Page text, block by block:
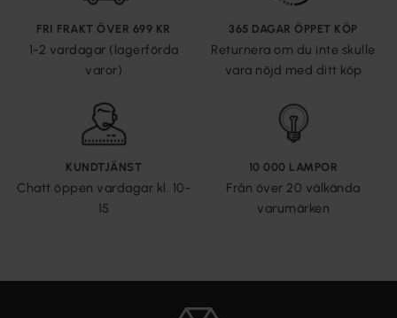
FRI FRAKT ÖVER 699 KR
1-2 vardagar (lagerförda
varor)
365 DAGAR ÖPPET KÖP
Returnera om du inte skulle
vara nöjd med ditt köp
KUNDTJÄNST
Chatt öppen vardagar kl. 10-
15
10 000 LAMPOR
Från över 20 välkända
varumärken